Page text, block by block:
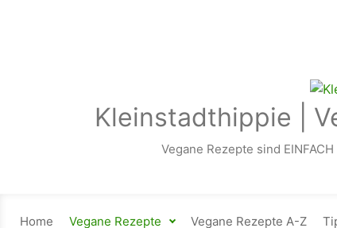
Kleinstadthippie |
Vegane Rezepte sind
Home Vegane Rezepte Vegane Rezepte A-Z